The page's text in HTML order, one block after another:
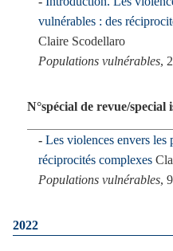
vulnérables : des
Claire Scodellaro
Populations vulnérables,
N°spécial de revue/special
Les violences envers les
réciprocités complexes
Populations vulnérables,
2022